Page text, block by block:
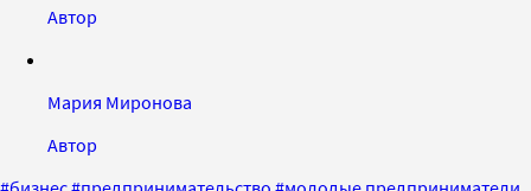
Автор
Мария Миронова
Автор